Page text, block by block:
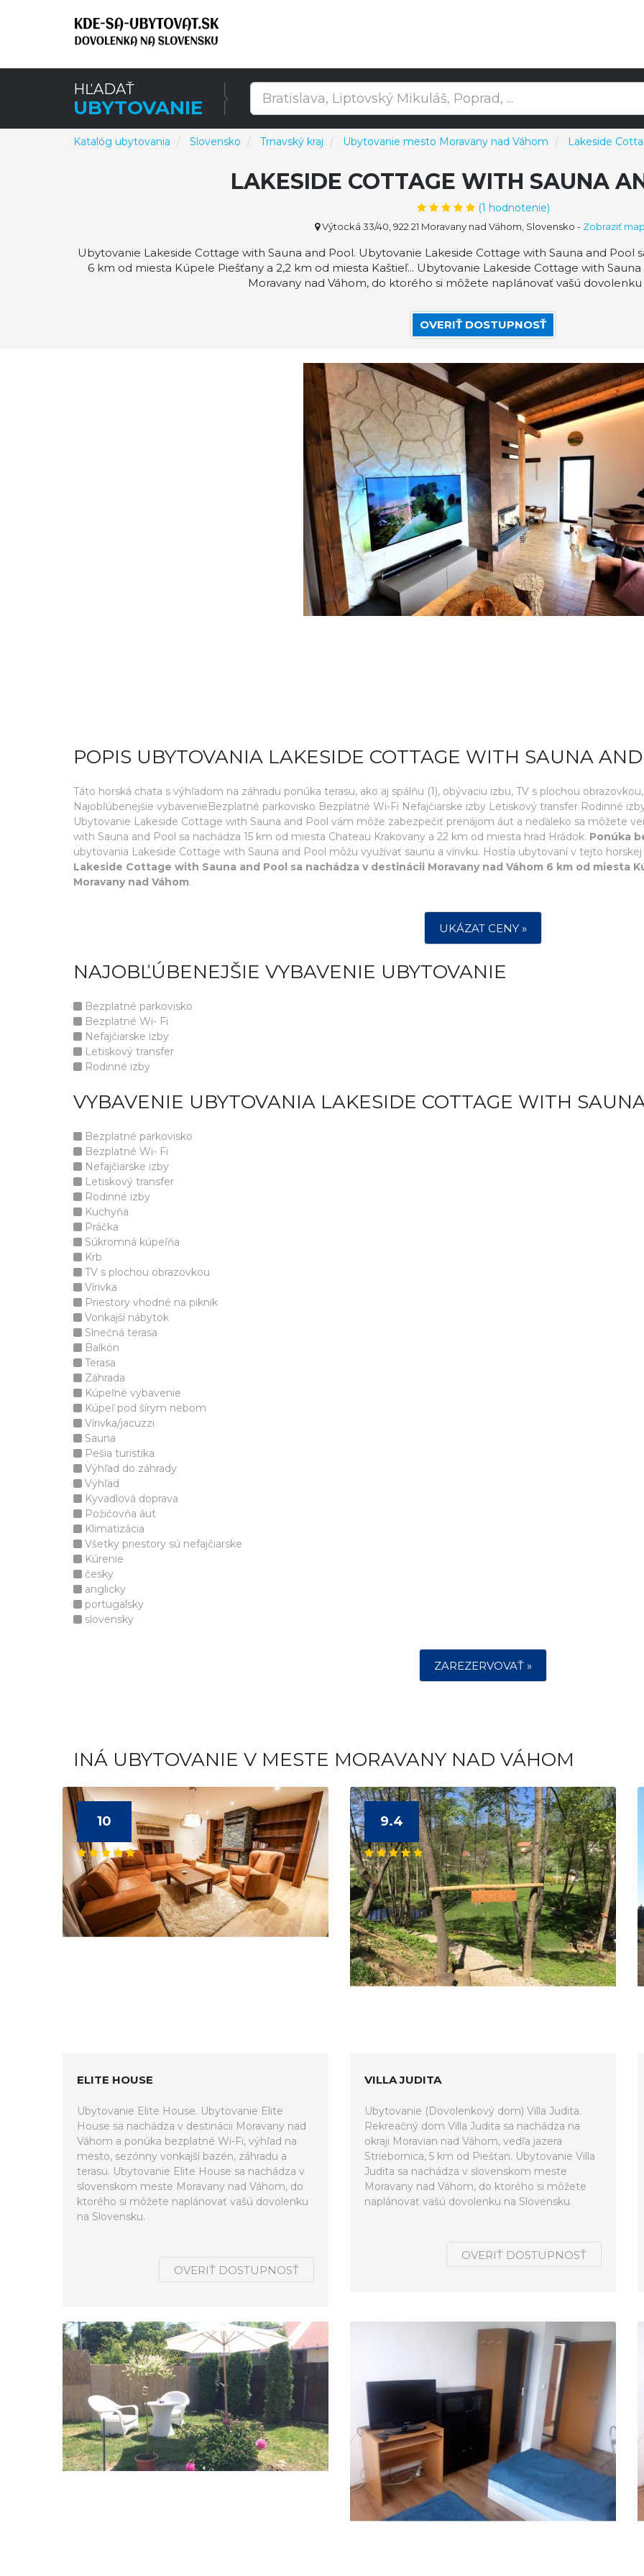
HĽADAŤ
UBYTOVANIE
Katalóg ubytovania Slovensko Trnavský kraj Ubytovanie mesto Moravany nad Váhom Lakeside
LAKESIDE COTTAGE WITH SAUNA
(1 hodnotenie)
Výtocká 33/40, 922 21 Moravany nad Váhom, Slovensko - Zobraziť
Ubytovanie Lakeside Cottage with Sauna and Pool. Ubytovanie Lakeside Cottage with Sauna and Pool
6 km od miesta Kúpele Piešťany a 2,2 km od miesta Kaštieľ... Ubytovanie Lakeside Cottage with
Moravany nad Váhom, do ktorého si môžete naplánovať vašú dovolenku
OVERIŤ DOSTUPNOSŤ
POPIS UBYTOVANIA LAKESIDE COTTAGE WITH SAUNA
Táto horská chata s výhľadom na záhradu ponúka terasu, ako aj spálňu (1), obývaciu izbu, TV s plochou
Najobľúbenejšie vybavenieBezplatné parkovisko Bezplatné Wi-Fi Nefajčiarske izby Letiskový transfer Rodinné
Ubytovanie Lakeside Cottage with Sauna and Pool vám môže zabezpečiť prenájom áut a neďaleko sa môžete
with Sauna and Pool sa nachádza 15 km od miesta Chateau Krakovany a 22 km od miesta hrad Hrádok. Ponúka
ubytovania Lakeside Cottage with Sauna and Pool môžu využívať saunu a vírivku. Hostia ubytovaní v tejto
Lakeside Cottage with Sauna and Pool sa nachádza v destinácii Moravany nad Váhom 6 km od miesta
Moravany nad Váhom.
UKÁZAT CENY »
NAJOBĽÚBENEJŠIE VYBAVENIE UBYTOVANIE
Bezplatné parkovisko
Bezplatné Wi- Fi
Nefajčiarske izby
Letiskový transfer
Rodinné izby
VYBAVENIE UBYTOVANIA LAKESIDE COTTAGE WITH
Bezplatné parkovisko
Bezplatné Wi- Fi
Nefajčiarske izby
Letiskový transfer
Rodinné izby
Kuchyňa
Práčka
Súkromná kúpeľňa
Krb
TV s plochou obrazovkou
Vírivka
Priestory vhodné na piknik
Vonkajší nábytok
Slnečná terasa
Balkón
Terasa
Záhrada
Kúpeľné vybavenie
Kúpeľ pod šírym nebom
Vírivka/jacuzzi
Sauna
Pešia turistika
Výhľad do záhrady
Výhľad
Kyvadlová doprava
Požičovňa áut
Klimatizácia
Všetky priestory sú nefajčiarske
Kúrenie
česky
anglicky
portugalsky
slovensky
ZAREZERVOVAŤ »
INÁ UBYTOVANIE V MESTE MORAVANY NAD VÁHOM
10
ELITE HOUSE
Ubytovanie Elite House. Ubytovanie Elite
House sa nachádza v destinácii Moravany nad
Váhom a ponúka bezplatné Wi-Fi, výhľad na
mesto, sezónny vonkajší bazén, záhradu a
terasu. Ubytovanie Elite House sa nachádza v
slovenskom meste Moravany nad Váhom, do
ktorého si môžete naplánovať vašú dovolenku
na Slovensku.
OVERIŤ DOSTUPNOSŤ
9.4
VILLA JUDITA
Ubytovanie (Dovolenkový dom) Villa Judita.
Rekreačný dom Villa Judita sa nachádza na
okraji Moravian nad Váhom, vedľa jazera
Striebornica, 5 km od Piešťan. Ubytovanie Villa
Judita sa nachádza v slovenskom meste
Moravany nad Váhom, do ktorého si môžete
naplánovať vašú dovolenku na Slovensku.
OVERIŤ DOSTUPNOSŤ